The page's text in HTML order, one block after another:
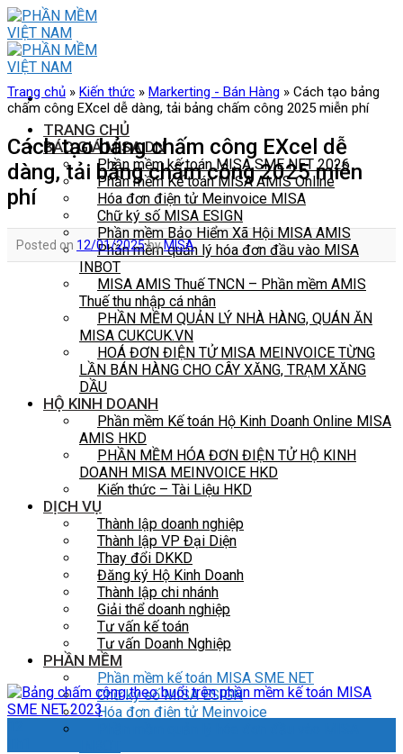
Skip
to
content
TRANG CHỦ
BÁO GIÁ MISA DN
Phần mềm kế toán MISA SME NET 2026
Phần mềm Kế toán MISA AMIS Online
Hóa đơn điện tử Meinvoice MISA
Chữ ký số MISA ESIGN
Phần mềm Bảo Hiểm Xã Hội MISA AMIS
Phần mềm quản lý hóa đơn đầu vào MISA
INBOT
MISA AMIS Thuế TNCN – Phần mềm AMIS
Thuế thu nhập cá nhân
PHẦN MỀM QUẢN LÝ NHÀ HÀNG, QUÁN ĂN
MISA CUKCUK.VN
HOÁ ĐƠN ĐIỆN TỬ MISA MEINVOICE TỪNG
LẦN BÁN HÀNG CHO CÂY XĂNG, TRẠM XĂNG
DẦU
HỘ KINH DOANH
Phần mềm Kế toán Hộ Kinh Doanh Online MISA
AMIS HKD
PHẦN MỀM HÓA ĐƠN ĐIỆN TỬ HỘ KINH
DOANH MISA MEINVOICE HKD
Kiến thức – Tài Liệu HKD
DỊCH VỤ
Thành lập doanh nghiệp
Thành lập VP Đại Diện
Thay đổi DKKD
Đăng ký Hộ Kinh Doanh
Thành lập chi nhánh
Giải thể doanh nghiệp
Tư vấn kế toán
Tư vấn Doanh Nghiệp
PHẦN MỀM
Phần mềm kế toán MISA SME NET
Chữ ký số MISA ESIGN
Hóa đơn điện tử Meinvoice
Trang chủ » Kiến thức » Markerting - Bán Hàng » Cách tạo bảng
chấm công EXcel dễ dàng, tải bảng chấm công 2025 miễn phí
Cách tạo bảng chấm công EXcel dễ
dàng, tải bảng chấm công 2025 miễn
phí
Posted on 12/01/2025byMISA